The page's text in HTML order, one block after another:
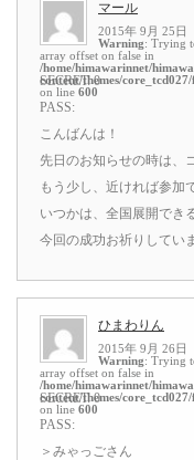
マール
2015年 9月 25日
Warning: Trying
array offset on false in
/home/himawarinnet/
content/themes/
on line 600
SECRET: 0
PASS:
こんばんは！
先日のお知らせの時は、
もう少し、近ければ参加
いつかは、全国展開でき
今回の成功お祈りしてい
ひまわりん
2015年 9月 26日
Warning: Trying
array offset on false in
/home/himawarinnet/
content/themes/
on line 600
SECRET: 0
PASS:
＞みゃっごさん